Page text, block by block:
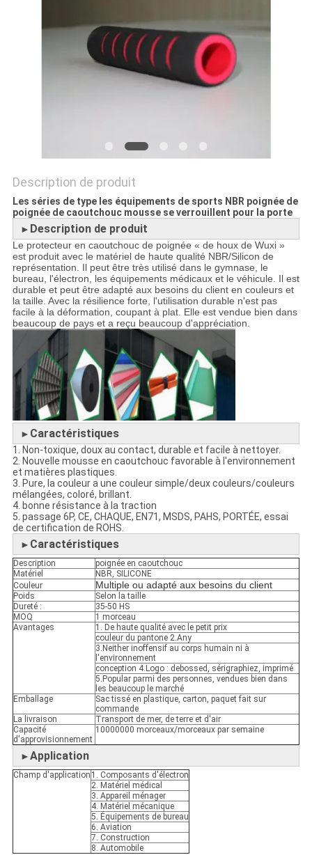
PRIVACY
Description de produit
Les séries de type les équipements de sports NBR poignée de
poignée de caoutchouc mousse se verrouillent pour la porte
► Description de produit
Le protecteur en caoutchouc de poignée « de houx de Wuxi »
est produit avec le matériel de haute qualité NBR/Silicon de
représentation. Il peut être très utilisé dans le gymnase, le
bureau, l'électron, les équipements médicaux et le véhicule. Il est
durable et peut être adapté aux besoins du client en couleurs et
la taille. Avec la résilience forte, l'utilisation durable n'est pas
facile à la déformation, coupant à plat. Elle est vendue bien dans
beaucoup de pays et a reçu beaucoup d'appréciation.
► Caractéristiques
1. Non-toxique, doux au contact, durable et facile à nettoyer.
2. Nouvelle mousse en caoutchouc favorable à l'environnement
et matières plastiques.
3. Pure, la couleur a une couleur simple/deux couleurs/couleurs
mélangées, coloré, brillant.
4. bonne résistance à la traction
5. passage 6P, CE, CHAQUE, EN71, MSDS, PAHS, PORTÉE, essai
de certification de ROHS.
► Caractéristiques
Description
poignée en caoutchouc
Matériel
NBR, SILICONE
Couleur
Multiple ou adapté aux besoins du client
Poids
Selon la taille
Dureté :
35-50 HS
MOQ
1 morceau
Avantages
1. De haute qualité avec le petit prix
couleur du pantone 2.Any
3.Neither inoffensif au corps humain ni à
l'environnement
conception 4.Logo : debossed, sérigraphiez, imprimé
5.Popular parmi des personnes, vendues bien dans
les beaucoup le marché
Emballage
Sac tissé en plastique, carton, paquet fait sur
commande
La livraison
Transport de mer, de terre et d'air
Capacité
d'approvisionnement
10000000 morceaux/morceaux par semaine
►Application
Champ d'application 1. Composants d'électron
2. Matériel médical
3. Appareil ménager
4. Matériel mécanique
5. Équipements de bureau
6. Aviation
7. Construction
8. Automobile